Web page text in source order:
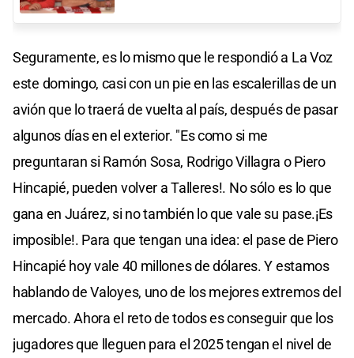
Seguramente, es lo mismo que le respondió a La Voz
este domingo, casi con un pie en las escalerillas de un
avión que lo traerá de vuelta al país, después de pasar
algunos días en el exterior. "Es como si me
preguntaran si Ramón Sosa, Rodrigo Villagra o Piero
Hincapié, pueden volver a Talleres!. No sólo es lo que
gana en Juárez, si no también lo que vale su pase.¡Es
imposible!. Para que tengan una idea: el pase de Piero
Hincapié hoy vale 40 millones de dólares. Y estamos
hablando de Valoyes, uno de los mejores extremos del
mercado. Ahora el reto de todos es conseguir que los
jugadores que lleguen para el 2025 tengan el nivel de